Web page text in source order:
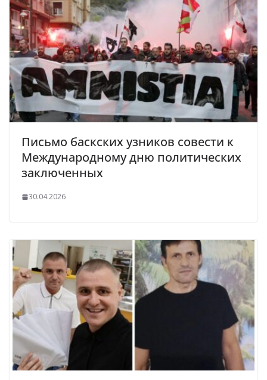
Письмо баскских узников совести к
Международному дню политических
заключенных
30.04.2026